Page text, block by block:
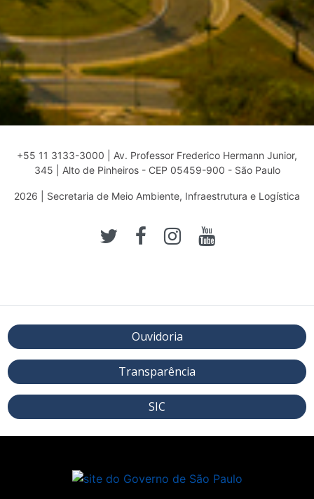
+55 11 3133-3000 | Av. Professor Frederico Hermann Junior,
345 | Alto de Pinheiros - CEP 05459-900 - São Paulo
2026 | Secretaria de Meio Ambiente, Infraestrutura e Logística
Ouvidoria
Transparência
SIC